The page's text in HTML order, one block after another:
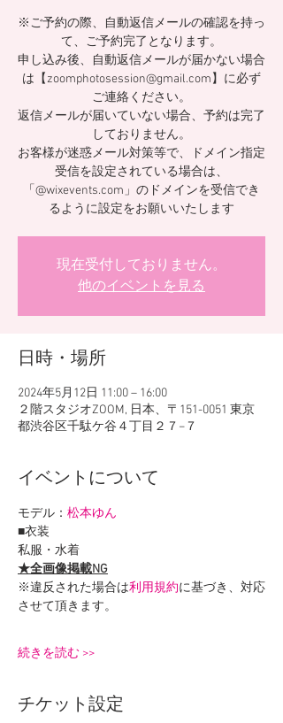
※ご予約の際、自動返信メールの確認を持っ
て、ご予約完了となります。
申し込み後、自動返信メールが届かない場合
は【zoomphotosession@gmail.com】に必ず
ご連絡ください。
返信メールが届いていない場合、予約は完了
しておりません。
お客様が迷惑メール対策等で、ドメイン指定
受信を設定されている場合は、
「@wixevents.com」のドメインを受信でき
るように設定をお願いいたします
現在受付しておりません。
他のイベントを見る
日時・場所
2024年5月12日 11:00 – 16:00
２階スタジオZOOM, 日本、〒151-0051 東京
都渋谷区千駄ケ谷４丁目２７−７
イベントについて
モデル： 松本ゆん
■衣装
私服・水着
★全画像掲載NG
※違反された場合は利用規約に基づき、対応
させて頂きます。
続きを読む >>
チケット設定